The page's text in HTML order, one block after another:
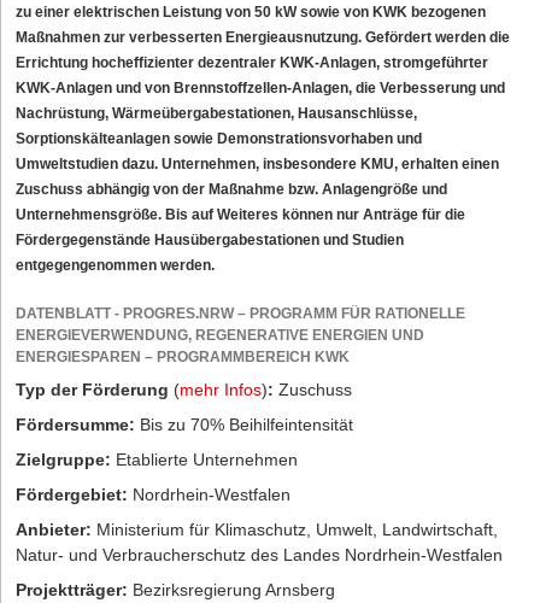
zu einer elektrischen Leistung von 50 kW sowie von KWK bezogenen
Maßnahmen zur verbesserten Energieausnutzung. Gefördert werden die
Errichtung hocheffizienter dezentraler KWK-Anlagen, stromgeführter
KWK-Anlagen und von Brennstoffzellen-Anlagen, die Verbesserung und
Nachrüstung, Wärmeübergabestationen, Hausanschlüsse,
Sorptionskälteanlagen sowie Demonstrationsvorhaben und
Umweltstudien dazu. Unternehmen, insbesondere KMU, erhalten einen
Zuschuss abhängig von der Maßnahme bzw. Anlagengröße und
Unternehmensgröße. Bis auf Weiteres können nur Anträge für die
Fördergegenstände Hausübergabestationen und Studien
entgegengenommen werden.
DATENBLATT - PROGRES.NRW – PROGRAMM FÜR RATIONELLE
ENERGIEVERWENDUNG, REGENERATIVE ENERGIEN UND
ENERGIESPAREN – PROGRAMMBEREICH KWK
Typ der Förderung (mehr Infos): Zuschuss
Fördersumme: Bis zu 70% Beihilfeintensität
Zielgruppe: Etablierte Unternehmen
Fördergebiet: Nordrhein-Westfalen
Anbieter: Ministerium für Klimaschutz, Umwelt, Landwirtschaft,
Natur- und Verbraucherschutz des Landes Nordrhein-Westfalen
Projektträger: Bezirksregierung Arnsberg